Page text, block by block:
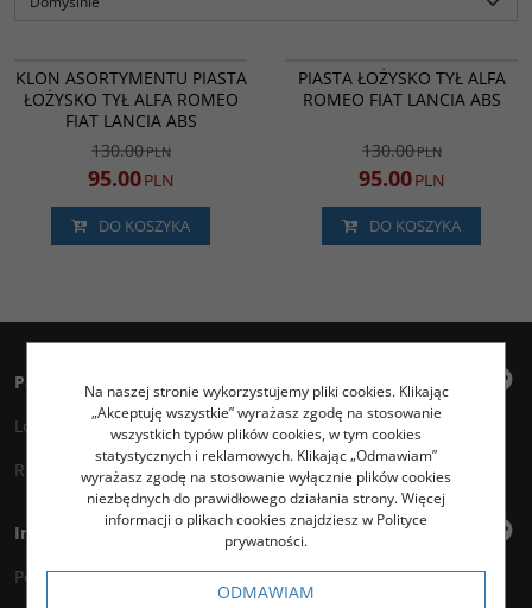
BESTSELLER PROMOCJA
KLON ASORTYMENTU PIASTA
ŁOŻYSKO TYŁ ALFA ROMEO
FIAT LANCIA ABS
130.00PLN
95.00PLN
DO KOSZYKA
BESTSELLER PROMOCJA
PIASTA ŁOŻYSKO TYŁ ALFA
ROMEO FIAT LANCIA ABS
130.00PLN
95.00PLN
DO KOSZYKA
Panel klienta
Logowanie
Rejestracja
Informacje
Polityka prywatności
Na naszej stronie wykorzystujemy pliki cookies. Klikając
„Akceptuję wszystkie” wyrażasz zgodę na stosowanie
wszystkich typów plików cookies, w tym cookies
statystycznych i reklamowych. Klikając „Odmawiam”
wyrażasz zgodę na stosowanie wyłącznie plików cookies
niezbędnych do prawidłowego działania strony. Więcej
informacji o plikach cookies znajdziesz w Polityce
prywatności.
ODMAWIAM